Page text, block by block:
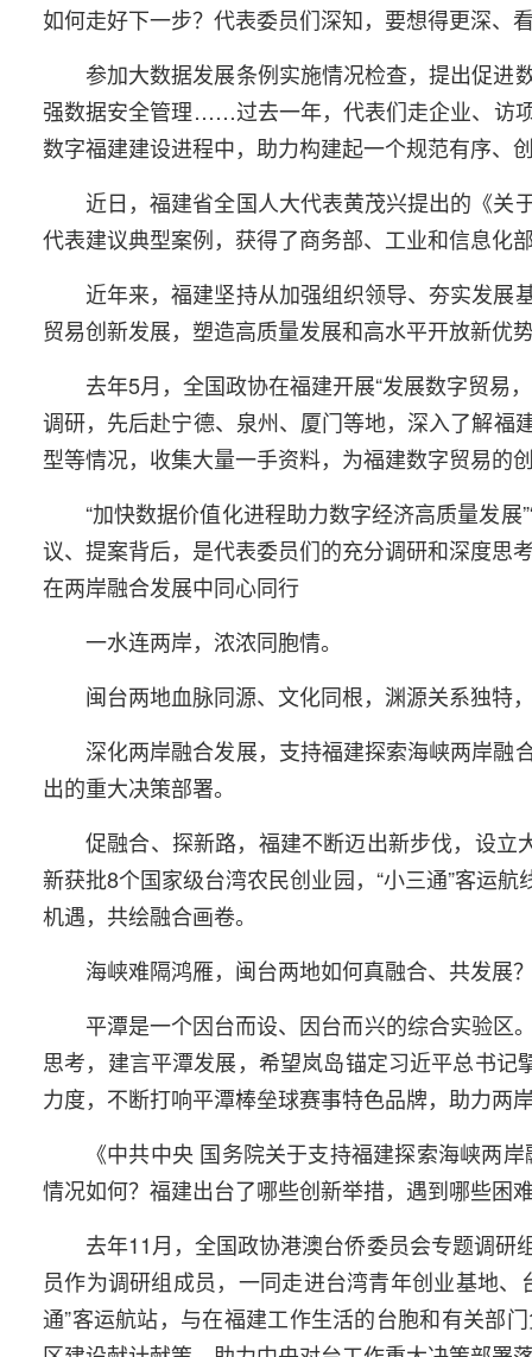
如何走好下一步？代表委员们深知，要想得更深、
参加大数据发展条例实施情况检查，提出促进
强数据安全管理……过去一年，代表们走企业、访
数字福建建设进程中，助力构建起一个规范有序、
近日，福建省全国人大代表黄茂兴提出的《关
代表建议典型案例，获得了商务部、工业和信息化
近年来，福建坚持从加强组织领导、夯实发展
贸易创新发展，塑造高质量发展和高水平开放新优
去年5月，全国政协在福建开展“发展数字贸易
调研，先后赴宁德、泉州、厦门等地，深入了解福
型等情况，收集大量一手资料，为福建数字贸易的
“加快数据价值化进程助力数字经济高质量发
议、提案背后，是代表委员们的充分调研和深度思
在两岸融合发展中同心同行
一水连两岸，浓浓同胞情。
闽台两地血脉同源、文化同根，渊源关系独特
深化两岸融合发展，支持福建探索海峡两岸融
出的重大决策部署。
促融合、探新路，福建不断迈出新步伐，设
新获批8个国家级台湾农民创业园，“小三通”客运
机遇，共绘融合画卷。
海峡难隔鸿雁，闽台两地如何真融合、共发展
平潭是一个因台而设、因台而兴的综合实验区
思考，建言平潭发展，希望岚岛锚定习近平总书记
力度，不断打响平潭棒垒球赛事特色品牌，助力两
《中共中央 国务院关于支持福建探索海峡两
情况如何？福建出台了哪些创新举措，遇到哪些困
去年11月，全国政协港澳台侨委员会专题调
员作为调研组成员，一同走进台湾青年创业基地
通”客运航站，与在福建工作生活的台胞和有关部